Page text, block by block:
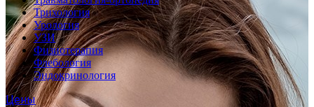
Трихология
Урология
УЗИ
Физиотерапия
Флебология
Эндокринология
Цены